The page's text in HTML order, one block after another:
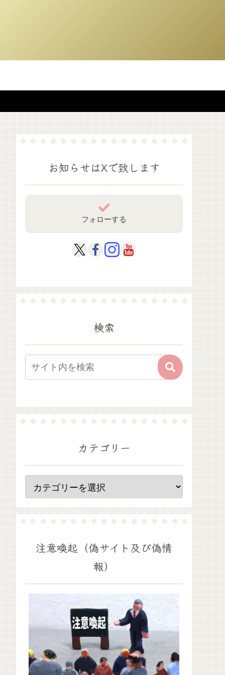
お知らせはXで致します
フォローする
検索
カテゴリー
注意喚起（偽サイト及び偽情
報）